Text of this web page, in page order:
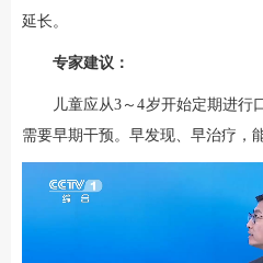
延长。
专家建议：
儿童应从3～4岁开始定期进行
需要早期干预。早发现、早治疗，